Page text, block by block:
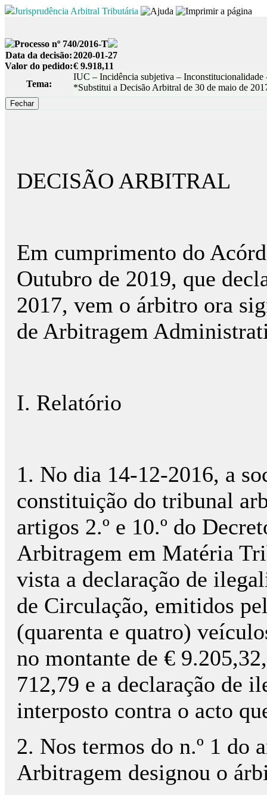
Jurisprudência Arbitral Tributária
Processo nº 740/2016-T
Data da decisão:2020-01-27
Valor do pedido:€ 9.918,11
Tema:
IUC – Incidência subjetiva –
*Substitui a Decisão Arbitral de 30 de maio de
DECISÃO ARBITRAL
Em cumprimento do
Outubro de 2019, que
2017, vem o árbitro ora
de Arbitragem
I. Relatório
1. No dia 14-12-2016, a
constituição do tribunal
artigos 2.º e 10.º do
Arbitragem em Matéria
vista a declaração de
de Circulação, emitidos
(quarenta e quatro)
no montante de €
712,79 e a declaração de
interposto contra o acto
2. Nos termos do n.º 1 do
Arbitragem designou o